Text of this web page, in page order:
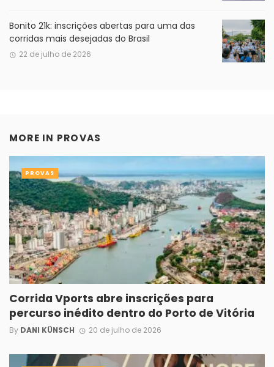
Bonito 21k: inscrições abertas para uma das
corridas mais desejadas do Brasil
22 de julho de 2026
MORE IN PROVAS
Corrida Vports abre inscrições para
percurso inédito dentro do Porto de Vitória
By DANI KÜNSCH 20 de julho de 2026
PROVAS